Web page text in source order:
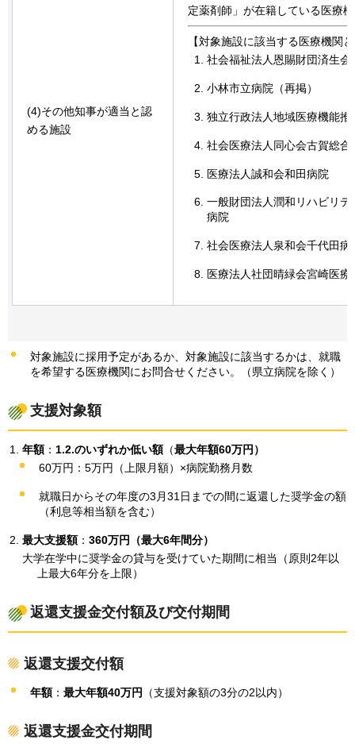
(4)その他知事が適当と認
める施設
定薬剤師」が在籍している医療
【対象施設に該当する医療機関
社会福祉法人恩賜財団済生
小林市立病院（再掲）
独立行政法人地域医療機能
社会医療法人同心会古賀総合
医療法人誠和会和田病院
一般財団法人潤和リハビリ
病院
社会医療法人泉和会千代田病
医療法人社団晴緑会宮崎医療
対象施設に採用予定があるか、対象施設に該当するかは、就職
を希望する医療機関にお問合せください。（県立病院を除く）
支援対象額
年額： 1.2.のいずれか低い額（最大年額60万円）
60万円：5万円（上限月額）×病院勤務月数
就職日からその年度の3月31日までの間に返還した奨学金の額
（利息等相当額を含む）
最大支援額： 360万円（最大6年間分）
大学在学中に奨学金の貸与を受けていた期間に相当（原則2年以
上最大6年分を上限）
返還支援金交付額及び交付期間
返還支援交付額
年額： 最大年額40万円 （支援対象額の3分の2以内）
返還支援金交付期間